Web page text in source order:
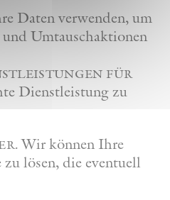
Daten verwenden, um
Umtauschaktionen
für
Dienstleistung zu
Wir können Ihre
lösen, die eventuell